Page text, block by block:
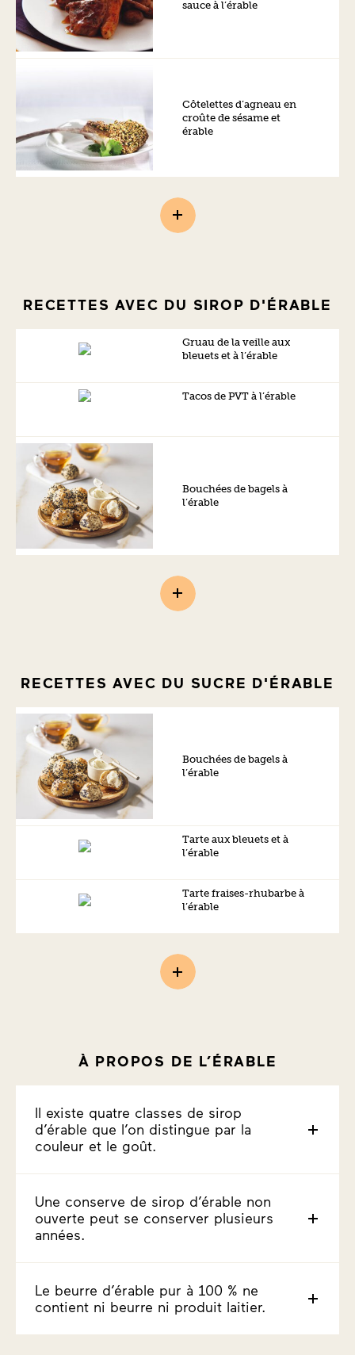
sauce à l’érable
Côtelettes d’agneau en
croûte de sésame et
érable
RECETTES AVEC DU SIROP D'ÉRABLE
Gruau de la veille aux
bleuets et à l’érable
Tacos de PVT à l’érable
Bouchées de bagels à
l’érable
RECETTES AVEC DU SUCRE D'ÉRABLE
Bouchées de bagels à
l’érable
Tarte aux bleuets et à
l’érable
Tarte fraises-rhubarbe à
l’érable
À PROPOS DE L’ÉRABLE
Il existe quatre classes de sirop
d’érable que l’on distingue par la
couleur et le goût.
Une conserve de sirop d’érable non
ouverte peut se conserver plusieurs
années.
Le beurre d’érable pur à 100 % ne
contient ni beurre ni produit laitier.